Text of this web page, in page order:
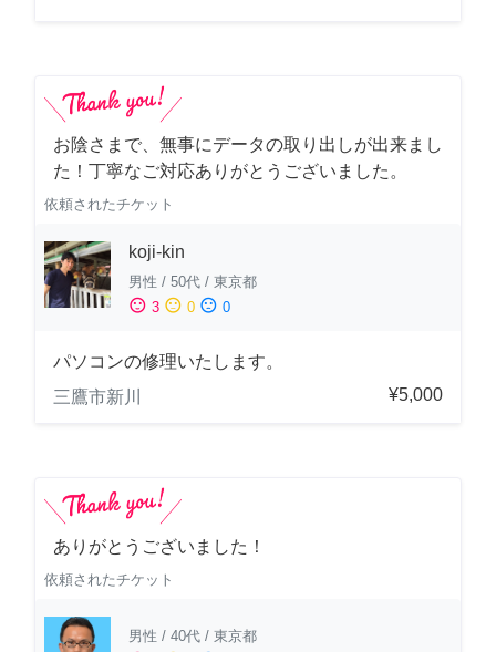
お陰さまで、無事にデータの取り出しが出来まし
た！丁寧なご対応ありがとうございました。
依頼されたチケット
koji-kin
男性 / 50代 / 東京都
sentiment_satisfied 3 sentiment_neutral 0 sentiment_dissatisfied 0
パソコンの修理いたします。
三鷹市新川
¥5,000
ありがとうございました！
依頼されたチケット
男性 / 40代 / 東京都